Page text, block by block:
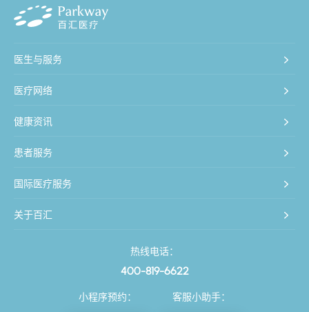
医生与服务
医疗网络
健康资讯
患者服务
国际医疗服务
关于百汇
热线电话：
400-819-6622
小程序预约： 客服小助手：